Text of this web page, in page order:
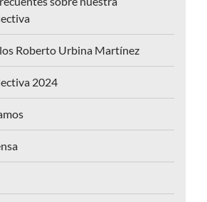
Roberto Urbina Martínez
2024